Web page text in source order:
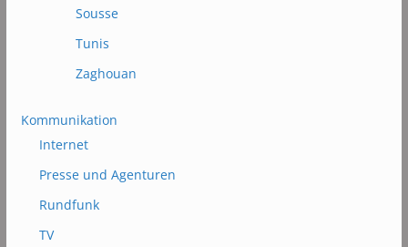
Sousse
Tunis
Zaghouan
Kommunikation
Internet
Presse und Agenturen
Rundfunk
TV